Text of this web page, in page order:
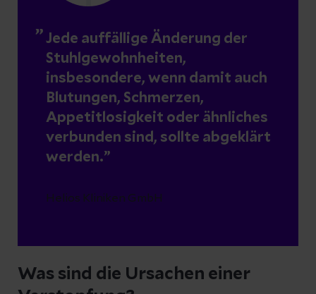
Jede auffällige Änderung der
Stuhlgewohnheiten,
insbesondere, wenn damit auch
Blutungen, Schmerzen,
Appetitlosigkeit oder ähnliches
verbunden sind, sollte abgeklärt
werden.
Helios Kliniken GmbH
Was sind die Ursachen einer